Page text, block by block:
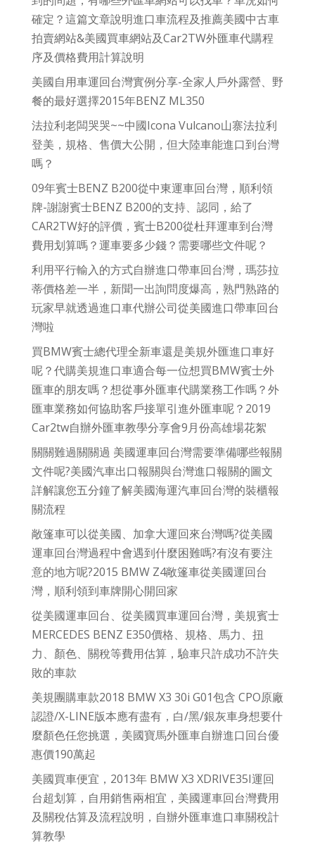
確定？這篇文章說明進口車流程及推薦美國中古車
拍賣網站&美國買車網站及Car2TW外匯車代購程
序及價格費用計算說明
美國自用車運回台灣實例分享-全家人戶外露營、野
餐的最好選擇2015年BENZ ML350
法拉利老闆哭哭~~中國Icona Vulcano山寨法拉利
登美，規格、售價大公開，但大陸車能進口到台灣
嗎？
09年賓士BENZ B200從中東運車回台灣，順利領
牌-謝謝賓士BENZ B200的支持、認同，給了
CAR2TW好的評價，賓士B200從杜拜運車到台灣
費用划算嗎？運車要多少錢？需要哪些文件呢？
利用平行輸入的方式自辦進口帶車回台灣，瑪莎拉
蒂價格差一半，新聞一出詢問度爆高，熟門熟路的
玩家早就透過進口車代辦公司從美國進口帶車回台
灣啦
買BMW賓士總代理全新車還是美規外匯進口車好
呢？代購美規進口車適合每一位想買BMW賓士外
匯車的朋友嗎？想從事外匯車代購業務工作嗎？外
匯車業務如何協助客戶接單引進外匯車呢？2019
Car2tw自辦外匯車教學分享會9月份高雄場花絮
關關難過關關過 美國運車回台灣需要準備哪些報關
文件呢?美國汽車出口報關與台灣進口報關的圖文
詳解讓您五分鐘了解美國海運汽車回台灣的裝櫃報
關流程
敞篷車可以從美國、加拿大運回來台灣嗎?從美國
運車回台灣過程中會遇到什麼困難嗎?有沒有要注
意的地方呢?2015 BMW Z4敞篷車從美國運回台
灣，順利領到車牌開心開回家
從美國運車回台、從美國買車運回台灣，美規賓士
MERCEDES BENZ E350價格、規格、馬力、扭
力、顏色、關稅等費用估算，驗車只許成功不許失
敗的車款
美規團購車款2018 BMW X3 30i G01包含 CPO原廠
認證/X-LINE版本應有盡有，白/黑/銀灰車身想要什
麼顏色任您挑選，美國寶馬外匯車自辦進口回台優
惠價190萬起
美國買車便宜，2013年 BMW X3 XDRIVE35I運回
台超划算，自用銷售兩相宜，美國運車回台灣費用
及關稅估算及流程說明，自辦外匯車進口車關稅計
算教學